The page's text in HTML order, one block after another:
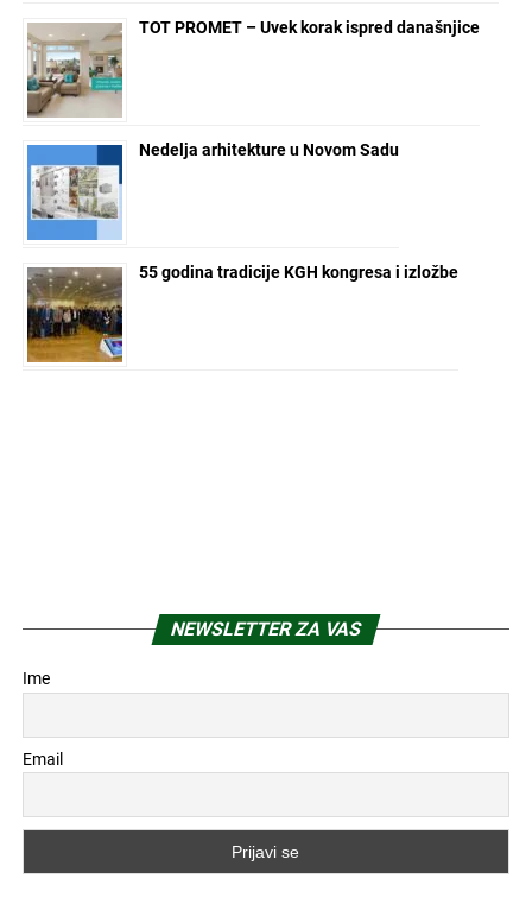
TOT PROMET – Uvek korak ispred današnjice
Nedelja arhitekture u Novom Sadu
55 godina tradicije KGH kongresa i izložbe
NEWSLETTER ZA VAS
Ime
Email